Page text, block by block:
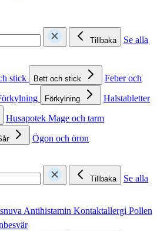
Tillbaka
Se alla
stick Bett och stick
Feber och
Förkylning
Halstabletter
Husapotek Mage och tarm
Ögon och öron
Tillbaka
Se alla
Antihistamin Kontaktallergi Pollen